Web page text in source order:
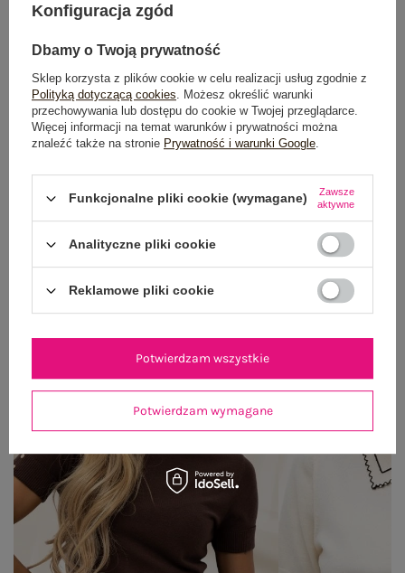
Czekoladowy top basic z kwadratowym dekoltem
54,99 zł
L/XL
Ecru
Konfiguracja zgód
Dbamy o Twoją prywatność
Sklep korzysta z plików cookie w celu realizacji usług zgodnie z
Polityką dotyczącą cookies. Możesz określić warunki
przechowywania lub dostępu do cookie w Twojej przeglądarce.
Więcej informacji na temat warunków i prywatności można
znaleźć także na stronie Prywatność i warunki Google.
Funkcjonalne pliki cookie (wymagane)
Zawsze
aktywne
Analityczne pliki cookie
Reklamowe pliki cookie
Potwierdzam wymagane
Potwierdzam wszystkie